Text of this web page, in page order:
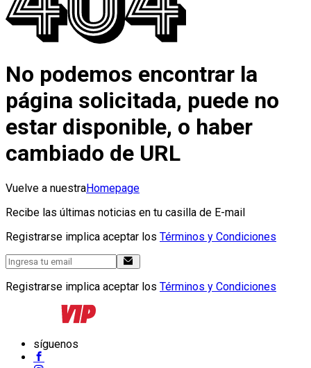
No podemos encontrar la
página solicitada, puede no
estar disponible, o haber
cambiado de URL
Vuelve a nuestraHomepage
Recibe las últimas noticias en tu casilla de E-mail
Registrarse implica aceptar los Términos y Condiciones
Registrarse implica aceptar los Términos y Condiciones
síguenos